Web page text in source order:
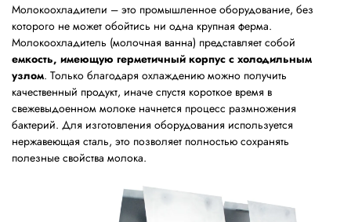
Молокоохладители – это промышленное оборудование, без
которого не может обойтись ни одна крупная ферма.
Молокоохладитель (молочная ванна) представляет собой
емкость, имеющую герметичный корпус с холодильным
узлом. Только благодаря охлаждению можно получить
качественный продукт, иначе спустя короткое время в
свежевыдоенном молоке начнется процесс размножения
бактерий. Для изготовления оборудования используется
нержавеющая сталь, это позволяет полностью сохранять
полезные свойства молока.